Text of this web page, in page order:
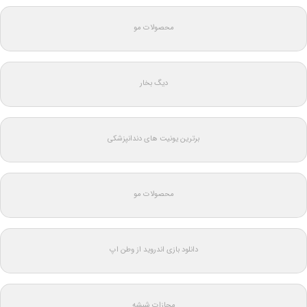
محصولات مو
دیگ بخار
برترین یونیت های دندانپزشکی
محصولات مو
دانلود بازی اندروید از وطن اپ